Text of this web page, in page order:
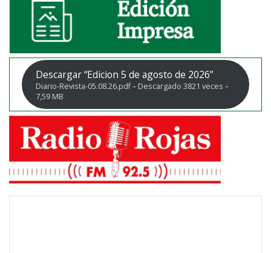
Descargar “Edicion 5 de agosto de 2026”
Diario-Revista-05.08.26.pdf – Descargado 3821 veces –
7,59 MB